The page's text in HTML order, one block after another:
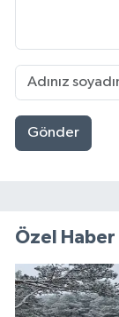
Gönder
Özel Haber